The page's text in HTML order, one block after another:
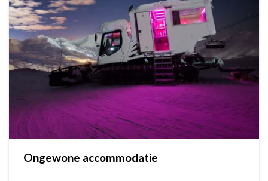
Ongewone accommodatie